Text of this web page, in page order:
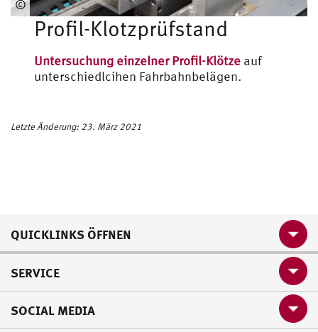
©
Fahrzeugtechnik
Profil-Klotzprüfstand
Untersuchung einzelner Profil-Klötze auf
unterschiedlcihen Fahrbahnbelägen.
Letzte Änderung: 23. März 2021
QUICKLINKS ÖFFNEN
SERVICE
SOCIAL MEDIA